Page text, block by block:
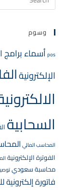
وسوم
posأسماء برامج
الإلكترونية
السحابية
المحاسب المالي
الفوترة الإلكترونية
محاسبة سعودي
فاتورة إلكترونية